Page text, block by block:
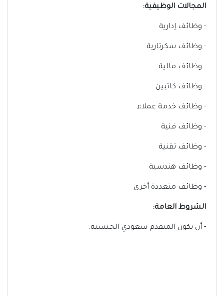
المجالات الوظيفية:
- وظائف إدارية
- وظائف سكرتارية
- وظائف مالية
- وظائف كاتبين
- وظائف خدمة عملاء
- وظائف فنية
- وظائف تقنية
- وظائف هندسية
- وظائف متعددة أخرى
الشروط العامة:
- أن يكون المتقدم سعودي الجنسية.